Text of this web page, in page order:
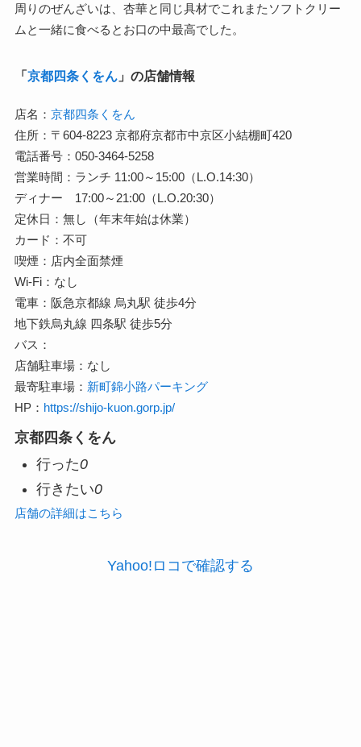
周りのぜんざいは、杏華と同じ具材でこれまたソフトクリー
ムと一緒に食べるとお口の中最高でした。
「京都四条くをん」の店舗情報
店名： 京都四条くをん
住所：〒604-8223 京都府京都市中京区小結棚町420
電話番号：050-3464-5258
営業時間：ランチ 11:00～15:00（L.O.14:30）
ディナー 17:00～21:00（L.O.20:30）
定休日：無し（年末年始は休業）
カード：不可
喫煙：店内全面禁煙
Wi-Fi：なし
電車：阪急京都線 烏丸駅 徒歩4分
地下鉄烏丸線 四条駅 徒歩5分
バス：
店舗駐車場：なし
最寄駐車場： 新町錦小路パーキング
HP： https://shijo-kuon.gorp.jp/
京都四条くをん
行った0
行きたい0
店舗の詳細はこちら
Yahoo!ロコで確認する